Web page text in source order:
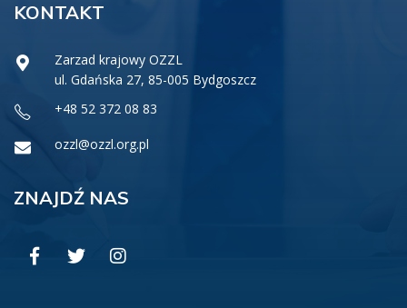
KONTAKT
Zarzad krajowy OZZL
ul. Gdańska 27, 85-005 Bydgoszcz
+48 52 372 08 83
ozzl@ozzl.org.pl
ZNAJDŹ NAS